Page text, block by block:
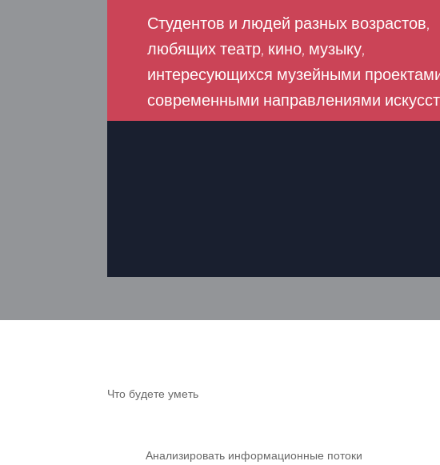
Студентов и людей разных возрастов,
любящих театр, кино, музыку,
интересующихся музейными
современными направлениями
Что будете уметь
Анализировать информационные потоки